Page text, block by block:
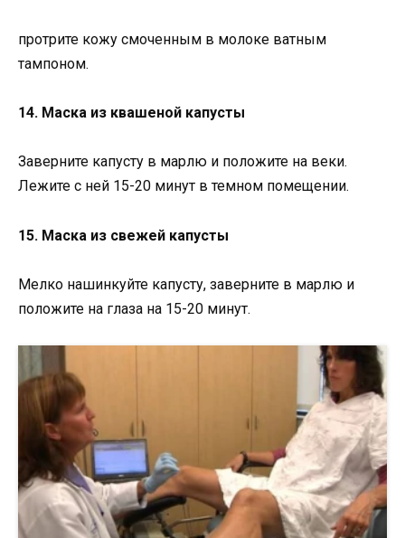
протрите кожу смоченным в молоке ватным
тампоном.
14. Маска из квашеной капусты
Заверните капусту в марлю и положите на веки.
Лежите с ней 15-20 минут в темном помещении.
15. Маска из свежей капусты
Мелко нашинкуйте капусту, заверните в марлю и
положите на глаза на 15-20 минут.